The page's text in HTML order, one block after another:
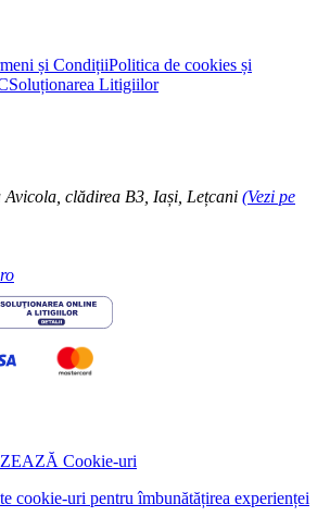
și CondițiiPolitica de cookies și
Soluționarea Litigiilor
clădirea B3, Iași, Lețcani (Vezi pe
Cookie-uri
cookie-uri pentru îmbunătățirea experienței